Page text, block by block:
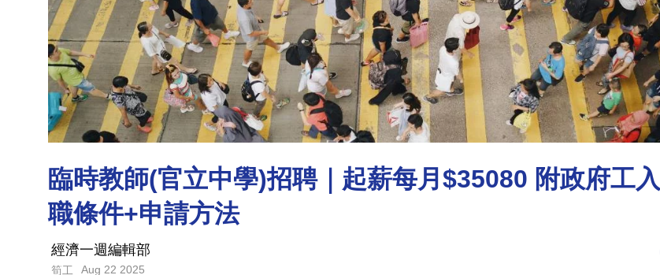
臨時教師(官立中學)招聘｜起薪每月$35080 附政府工入
職條件+申請方法
經濟一週編輯部
筍工 Aug 22 2025